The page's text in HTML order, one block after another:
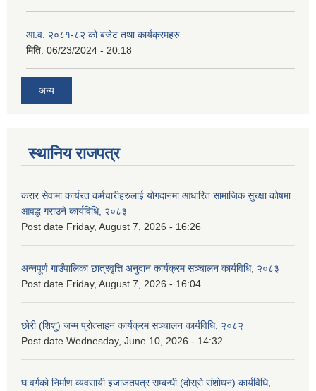
आ.व. २०८१-८२ को बजेट तथा कार्यक्रमहरु
मिति: 06/23/2024 - 20:18
अन्य
स्थानिय राजपत्र
करार सेवामा कार्यरत कर्मचारीहरुलाई योगदानमा आधारित सामाजिक सुरक्षा कोषमा
आवद्ध गराउने कार्यविधि, २०८३
Post date Friday, August 7, 2026 - 16:26
अन्नपूर्ण गाउँपालिका छात्रवृत्ति अनुदान कार्यक्रम सञ्चालन कार्यविधि, २०८३
Post date Friday, August 7, 2026 - 16:04
छोरी (शिशु) जन्म प्रोत्साहन कार्यक्रम सञ्चालन कार्यविधि, २०८२
Post date Wednesday, June 10, 2026 - 14:32
घ वर्गको निर्माण व्यवसायी इजाजतपत्र सम्बन्धी (दोस्रो संशोधन) कार्यविधि,